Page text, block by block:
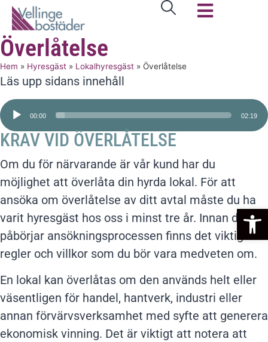
Överlåtelse
Hem » Hyresgäst » Lokalhyresgäst » Överlåtelse
Läs upp sidans innehåll
Ljudspelare
00:00 02:19
KRAV VID ÖVERLÅTELSE
Om du för närvarande är vår kund har du
möjlighet att överlåta din hyrda lokal. För att
ansöka om överlåtelse av ditt avtal måste du ha
varit hyresgäst hos oss i minst tre år. Innan du
påbörjar ansökningsprocessen finns det viktiga
regler och villkor som du bör vara medveten om.
En lokal kan överlåtas om den används helt eller
väsentligen för handel, hantverk, industri eller
annan förvärvsverksamhet med syfte att generera
ekonomisk vinning. Det är viktigt att notera att